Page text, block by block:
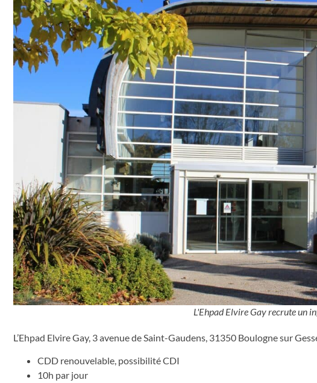
L'Ehpad Elvire Gay recrute un
L’Ehpad Elvire Gay, 3 avenue de Saint-Gaudens, 31350 Boulogne sur
CDD renouvelable, possibilité CDI
10h par jour